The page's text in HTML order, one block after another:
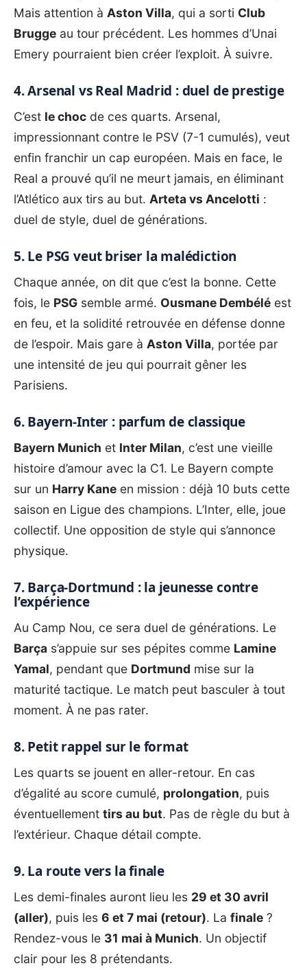
Mais attention à Aston Villa, qui a sorti Club
Brugge au tour précédent. Les hommes d’Unai
Emery pourraient bien créer l’exploit. À suivre.
4. Arsenal vs Real Madrid : duel de prestige
C’est le choc de ces quarts. Arsenal,
impressionnant contre le PSV (7-1 cumulés), veut
enfin franchir un cap européen. Mais en face, le
Real a prouvé qu’il ne meurt jamais, en éliminant
l’Atlético aux tirs au but. Arteta vs Ancelotti :
duel de style, duel de générations.
5. Le PSG veut briser la malédiction
Chaque année, on dit que c’est la bonne. Cette
fois, le PSG semble armé. Ousmane Dembélé est
en feu, et la solidité retrouvée en défense donne
de l’espoir. Mais gare à Aston Villa, portée par
une intensité de jeu qui pourrait gêner les
Parisiens.
6. Bayern-Inter : parfum de classique
Bayern Munich et Inter Milan, c’est une vieille
histoire d’amour avec la C1. Le Bayern compte
sur un Harry Kane en mission : déjà 10 buts cette
saison en Ligue des champions. L’Inter, elle, joue
collectif. Une opposition de style qui s’annonce
physique.
7. Barça-Dortmund : la jeunesse contre
l’expérience
Au Camp Nou, ce sera duel de générations. Le
Barça s’appuie sur ses pépites comme Lamine
Yamal, pendant que Dortmund mise sur la
maturité tactique. Le match peut basculer à tout
moment. À ne pas rater.
8. Petit rappel sur le format
Les quarts se jouent en aller-retour. En cas
d’égalité au score cumulé, prolongation, puis
éventuellement tirs au but. Pas de règle du but à
l’extérieur. Chaque détail compte.
9. La route vers la finale
Les demi-finales auront lieu les 29 et 30 avril
(aller), puis les 6 et 7 mai (retour). La finale ?
Rendez-vous le 31 mai à Munich. Un objectif
clair pour les 8 prétendants.